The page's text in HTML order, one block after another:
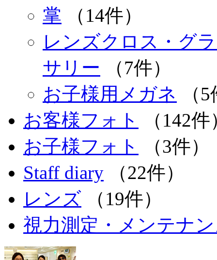
掌 （14件）
レンズクロス・グ
サリー （7件）
お子様用メガネ
（
お客様フォト
（142件
お子様フォト
（3件）
Staff diary （22件）
レンズ （19件）
視力測定・メンテナ